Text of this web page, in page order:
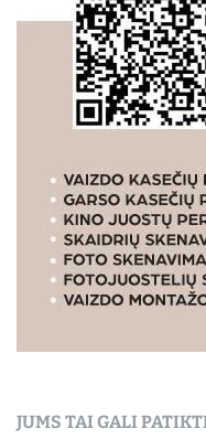
JUMS TAI GALI